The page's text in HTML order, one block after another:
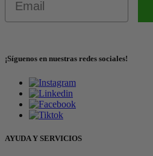
¡Síguenos en nuestras redes sociales!
AYUDA Y SERVICIOS